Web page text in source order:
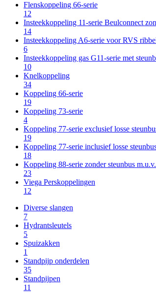
Flenskoppeling 66-serie
12
Insteekkoppeling 11-serie Beulconnect
14
Insteekkoppeling A6-serie voor RVS
6
Insteekkoppeling gas G11-serie met
10
Knelkoppeling
34
Koppeling 66-serie
19
Koppeling 73-serie
4
Koppeling 77-serie exclusief losse
19
Koppeling 77-serie inclusief losse
18
Koppeling 88-serie zonder steunbus
23
Viega Perskoppelingen
12
Diverse slangen
7
Hydrantsleutels
5
Spuizakken
1
Standpijp onderdelen
35
Standpijpen
11